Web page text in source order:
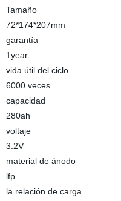
Tamaño
72*174*207mm
garantía
1year
vida útil del ciclo
6000 veces
capacidad
280ah
voltaje
3.2V
material de ánodo
lfp
la relación de carga